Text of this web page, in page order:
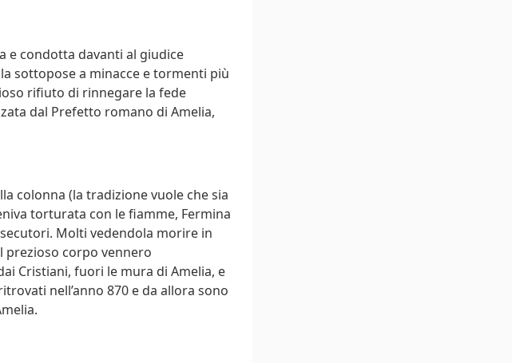
e condotta davanti al giudice
sottopose a minacce e tormenti più
rifiuto di rinnegare la fede
dal Prefetto romano di Amelia,
colonna (la tradizione vuole che sia
torturata con le fiamme, Fermina
Molti vedendola morire in
prezioso corpo vennero
Cristiani, fuori le mura di Amelia, e
nell’anno 870 e da allora sono